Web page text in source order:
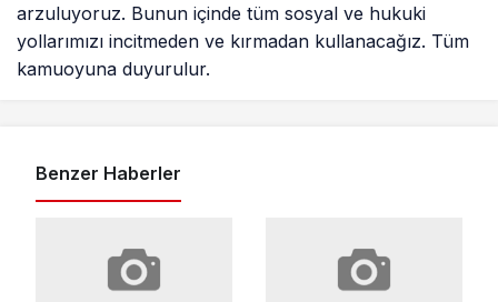
arzuluyoruz. Bunun içinde tüm sosyal ve hukuki
yollarımızı incitmeden ve kırmadan kullanacağız. Tüm
kamuoyuna duyurulur.
Benzer Haberler